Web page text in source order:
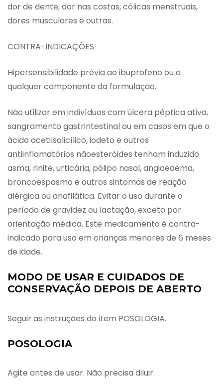
dor de dente, dor nas costas, cólicas menstruais,
dores musculares e outras.
CONTRA-INDICAÇÕES
Hipersensibilidade prévia ao ibuprofeno ou a
qualquer componente da formulação.
Não utilizar em indivíduos com úlcera péptica ativa,
sangramento gastrintestinal ou em casos em que o
ácido acetilsalicílico, iodeto e outros
antiinflamatórios nãoesteróides tenham induzido
asma, rinite, urticária, pólipo nasal, angioedema,
broncoespasmo e outros sintomas de reação
alérgica ou anafilática. Evitar o uso durante o
período de gravidez ou lactação, exceto por
orientação médica. Este medicamento é contra-
indicado para uso em crianças menores de 6 meses
de idade.
MODO DE USAR E CUIDADOS DE
CONSERVAÇÃO DEPOIS DE ABERTO
Seguir as instruções do item POSOLOGIA.
POSOLOGIA
Agite antes de usar. Não precisa diluir.